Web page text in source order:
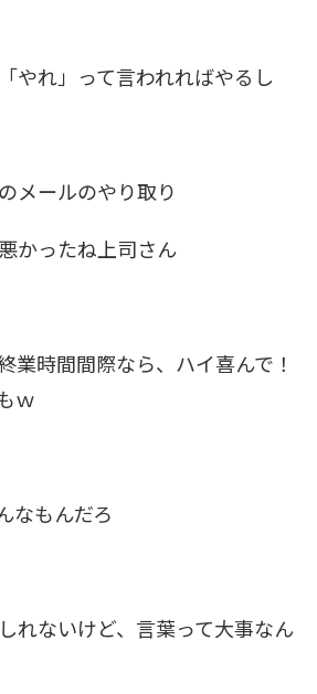
やれ」って言われればやるし
メールのやり取り
かったね上司さん
業時間間際なら、ハイ喜んで！
ｗ
なもんだろ
れないけど、言葉って大事なん